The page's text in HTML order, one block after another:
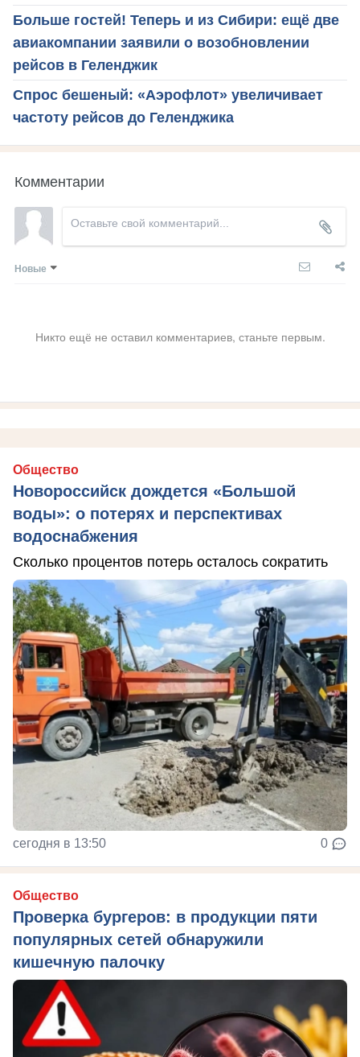
Больше гостей! Теперь и из Сибири: ещё две
авиакомпании заявили о возобновлении
рейсов в Геленджик
Спрос бешеный: «Аэрофлот» увеличивает
частоту рейсов до Геленджика
Комментарии
Новые
Никто ещё не оставил комментариев, станьте первым.
Общество
Новороссийск дождется «Большой
воды»: о потерях и перспективах
водоснабжения
Сколько процентов потерь осталось сократить
сегодня в 13:50 0
Общество
Проверка бургеров: в продукции пяти
популярных сетей обнаружили
кишечную палочку